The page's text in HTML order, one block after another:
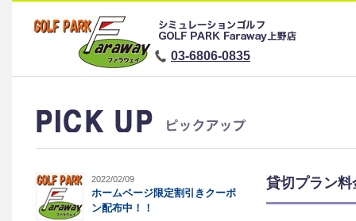
03-6806-0835
2022/02/09
ホームページ限定割引きクーポ
ン配布中！！
貸切プラン料